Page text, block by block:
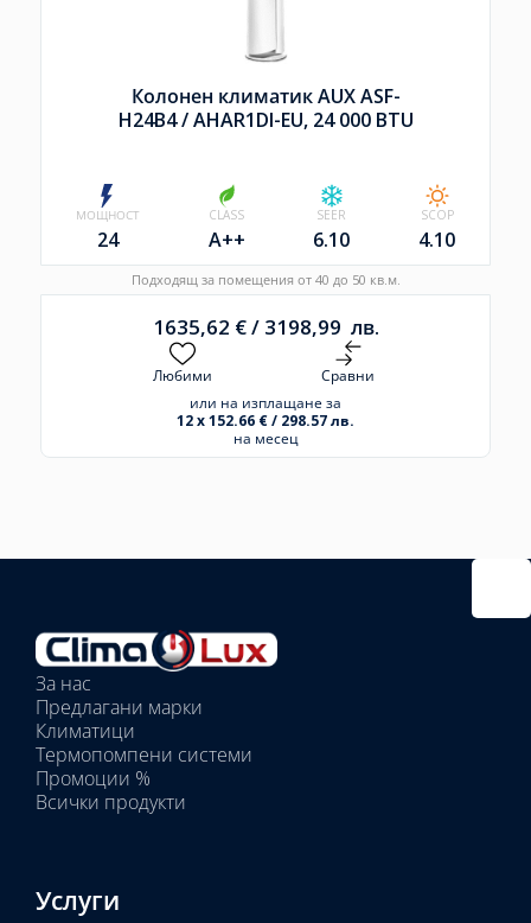
Колонен климатик AUX ASF-
H24B4 /AHAR1DI-EU, 24 000 BTU
МОЩНОСТ
24
CLASS
A++
SEER
6.10
SCOP
4.10
Подходящ за помещения от 40 до 50 кв.м.
1635,62 €/ 3198,99 лв.
Любими
Сравни
или на изплащане за
12 x 152.66 € / 298.57 лв.
на месец
Избрани
вътрешни
тела:
Избрано
тяло:
За нас
Предлагани марки
Климатици
Термопомпени системи
Промоции %
Всички продукти
Услуги